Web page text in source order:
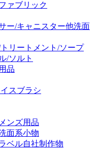
ァブリック
ー/キャニスター他洗面
リートメント/ソープ
/ソルト
品
スブラシ
ンズ用品
面系小物
ベル自社制作物